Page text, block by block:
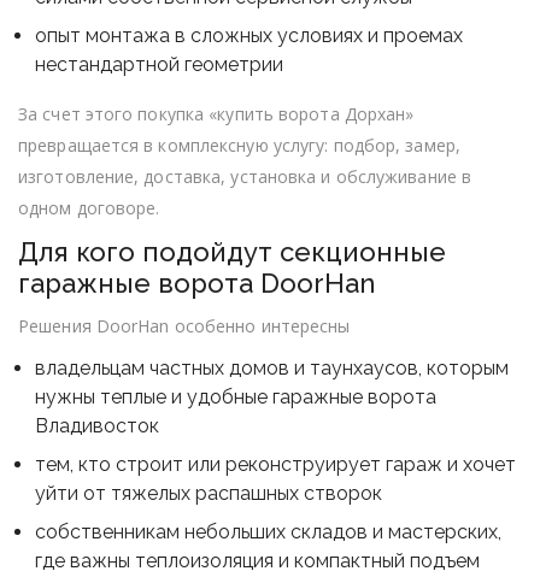
опыт монтажа в сложных условиях и проемах
нестандартной геометрии
За счет этого покупка «купить ворота Дорхан»
превращается в комплексную услугу: подбор, замер,
изготовление, доставка, установка и обслуживание в
одном договоре.
Для кого подойдут секционные
гаражные ворота DoorHan
Решения DoorHan особенно интересны
владельцам частных домов и таунхаусов, которым
нужны теплые и удобные гаражные ворота
Владивосток
тем, кто строит или реконструирует гараж и хочет
уйти от тяжелых распашных створок
собственникам небольших складов и мастерских,
где важны теплоизоляция и компактный подъем